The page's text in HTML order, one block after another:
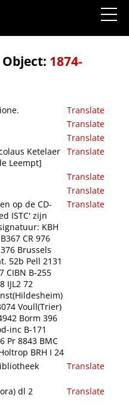
1874-
Translate
Translate
Translate
Ketelaer
Leempt]
Translate
Translate
Translate
op de CD-
ISTC' zijn
KBH
CR 976
Brussels
52b Pell 2131
CIBN B-255
IJL2 72
Voull(Trier)
Borm 396
inc B-171
Pr 8843 BMC
BRH I 24
Translate
Translate
dl 2 Translate